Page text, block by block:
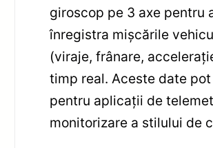
giroscop pe 3 axe pentru
înregistra mișcările
(viraje, frânare,
timp real. Aceste date
pentru aplicații de
monitorizare a stilului de